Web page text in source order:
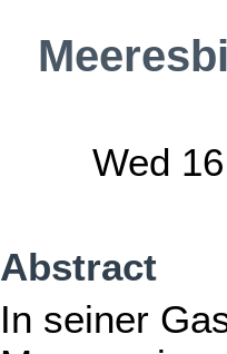
Wed
Abstract
In seiner